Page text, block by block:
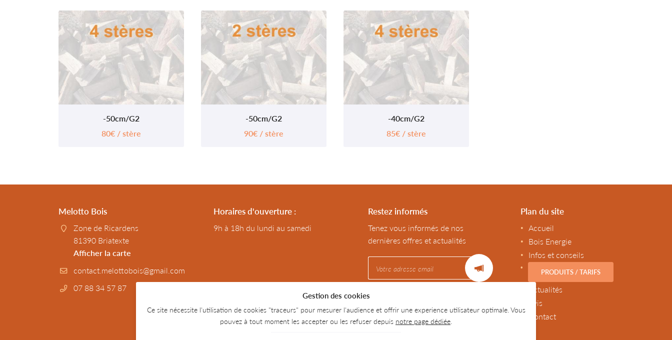
-50cm/G2
80€ / stère
-50cm/G2
90€ / stère
-40cm/G2
85€ / stère
Melotto Bois
Zone de Ricardens
81390 Briatexte
Afficher la carte
07 88 34 57 87
Horaires d'ouverture :
9h à 18h du lundi au samedi
Restez informés
Tenez vous informés de nos
dernières offres et actualités
Plan du site
Accueil
Bois Energie
Infos et conseils
PRODUITS / TARIFS
Actualités
Avis
Contact
Gestion des cookies
Ce site nécessite l'utilisation de cookies "traceurs" pour mesurer l'audience et offrir une experience utilisateur optimale. Vous
pouvez à tout moment les accepter ou les refuser depuis notre page dédiée